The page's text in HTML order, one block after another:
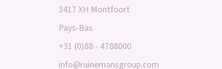
3417 XH Montfoort
Pays-Bas
+31 (0)88 - 4788000
info@ruinemansgroup.com